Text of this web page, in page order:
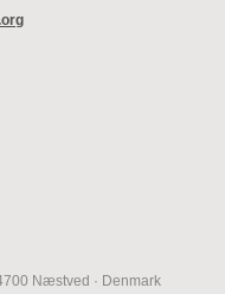
Næstved · Denmark